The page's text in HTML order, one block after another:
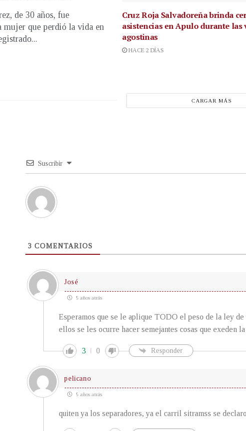
de 30 años, fue
mujer que perdió la vida en
Cruz Roja Salvadoreña brinda
asistencias en Apulo durante las
agostinas
HACE 2 DÍAS
CARGAR MÁS
Suscribir
3 COMENTARIOS
José
5 años atrás
Esperamos que se le aplique TODO el peso de la ley
ellos se les ocurre hacer semejantes cosas que exeden
3 0 Responder
pelicano
5 años atrás
quiten ya los separadores, ya el carril sitramss se